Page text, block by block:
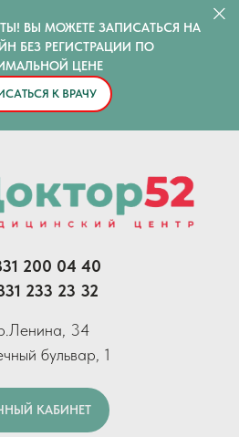
ВЫ МОЖЕТЕ ЗАПИСАТЬСЯ НА
БЕЗ РЕГИСТРАЦИИ ПО
ЦЕНЕ
К ВРАЧУ
200 04 40
233 23 32
34
бульвар, 1
КАБИНЕТ